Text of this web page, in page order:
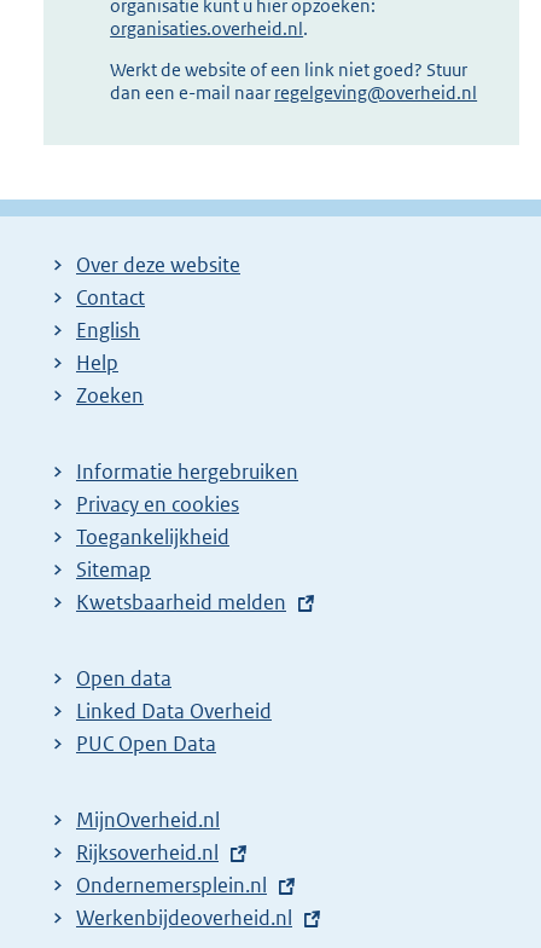
organisatie kunt u hier opzoeken:
organisaties.overheid.nl.
Werkt de website of een link niet goed? Stuur
dan een e-mail naar regelgeving@overheid.nl
Over deze website
Contact
English
Help
Zoeken
Informatie hergebruiken
Privacy en cookies
Toegankelijkheid
Sitemap
E
t
e
r
l
i
n
k
Kwetsbaarheid melden
Open data
Linked Data Overheid
PUC Open Data
MijnOverheid.nl
E
x
t
Rijksoverheid.nl
E
x
Ondernemersplein.nl
E
Werkenbijdeoverheid.nl